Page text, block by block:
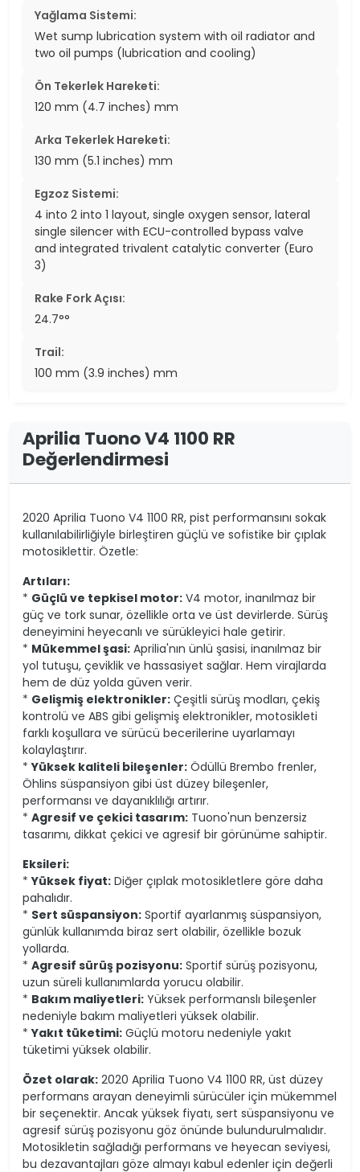
Yağlama Sistemi:
Wet sump lubrication system with oil radiator and
two oil pumps (lubrication and cooling)
Ön Tekerlek Hareketi:
120 mm (4.7 inches) mm
Arka Tekerlek Hareketi:
130 mm (5.1 inches) mm
Egzoz Sistemi:
4 into 2 into 1 layout, single oxygen sensor, lateral
single silencer with ECU-controlled bypass valve
and integrated trivalent catalytic converter (Euro
3)
Rake Fork Açısı:
24.7°°
Trail:
100 mm (3.9 inches) mm
Aprilia Tuono V4 1100 RR
Değerlendirmesi
2020 Aprilia Tuono V4 1100 RR, pist performansını sokak
kullanılabilirliğiyle birleştiren güçlü ve sofistike bir çıplak
motosiklettir. Özetle:
Artıları:
* Güçlü ve tepkisel motor: V4 motor, inanılmaz bir
güç ve tork sunar, özellikle orta ve üst devirlerde. Sürüş
deneyimini heyecanlı ve sürükleyici hale getirir.
* Mükemmel şasi: Aprilia'nın ünlü şasisi, inanılmaz bir
yol tutuşu, çeviklik ve hassasiyet sağlar. Hem virajlarda
hem de düz yolda güven verir.
* Gelişmiş elektronikler: Çeşitli sürüş modları, çekiş
kontrolü ve ABS gibi gelişmiş elektronikler, motosikleti
farklı koşullara ve sürücü becerilerine uyarlamayı
kolaylaştırır.
*Yüksek kaliteli bileşenler: Ödüllü Brembo frenler,
Öhlins süspansiyon gibi üst düzey bileşenler,
performansı ve dayanıklılığı artırır.
* Agresif ve çekici tasarım: Tuono'nun benzersiz
tasarımı, dikkat çekici ve agresif bir görünüme sahiptir.
Eksileri:
*Yüksek fiyat: Diğer çıplak motosikletlere göre daha
pahalıdır.
* Sert süspansiyon: Sportif ayarlanmış süspansiyon,
günlük kullanımda biraz sert olabilir, özellikle bozuk
yollarda.
* Agresif sürüş pozisyonu: Sportif sürüş pozisyonu,
uzun süreli kullanımlarda yorucu olabilir.
* Bakım maliyetleri: Yüksek performanslı bileşenler
nedeniyle bakım maliyetleri yüksek olabilir.
*Yakıt tüketimi: Güçlü motoru nedeniyle yakıt
tüketimi yüksek olabilir.
Özet olarak: 2020 Aprilia Tuono V4 1100 RR, üst düzey
performans arayan deneyimli sürücüler için mükemmel
bir seçenektir. Ancak yüksek fiyatı, sert süspansiyonu ve
agresif sürüş pozisyonu göz önünde bulundurulmalıdır.
Motosikletin sağladığı performans ve heyecan seviyesi,
bu dezavantajları göze almayı kabul edenler için değerli